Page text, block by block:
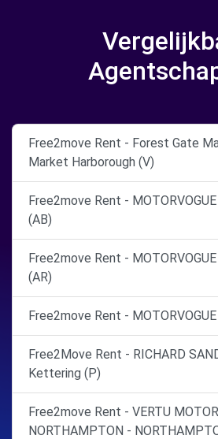
Free2move Rent - Forest Gate
Market Harborough (V)
Free2move Rent -
(AB)
Free2move Rent -
(AR)
Free2move Rent -
Free2Move Rent - RICHARD
Kettering (P)
Free2move Rent - VERTU
NORTHAMPTON -